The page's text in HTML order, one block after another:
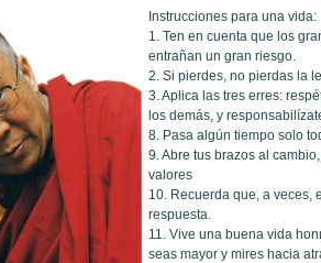
Instrucciones para una vida:
1. Ten en cuenta que los
entrañan un gran riesgo.
2. Si pierdes, no pierdas la
3. Aplica las tres erres:
los demás, y
8. Pasa algún tiempo solo
9. Abre tus brazos al
valores
10. Recuerda que, a veces,
respuesta.
11. Vive una buena vida
seas mayor y mires hacia